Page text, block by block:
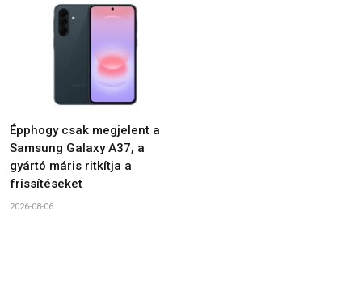
Épphogy csak megjelent a
Samsung Galaxy A37, a
gyártó máris ritkítja a
frissítéseket
2026-08-06